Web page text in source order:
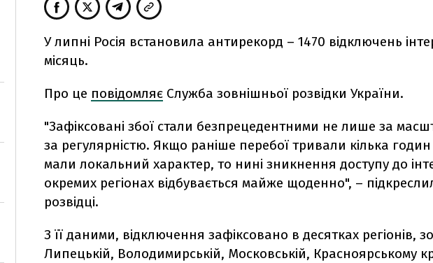
У липні Росія встановила антирекорд – 1470 відключень
місяць.
Про це повідомляє Служба зовнішньої розвідки України.
"Зафіксовані збої стали безпрецедентними не лише за
за регулярністю. Якщо раніше перебої тривали кілька годин
мали локальний характер, то нині зникнення доступу до
окремих регіонах відбувається майже щоденно", –
розвідці.
З її даними, відключення зафіксовано в десятках регіонів,
Липецькій, Володимирській, Московській, Красноярському